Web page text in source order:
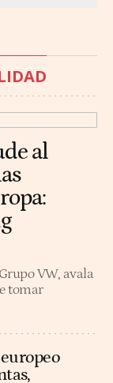
al
VW, avala
tomar